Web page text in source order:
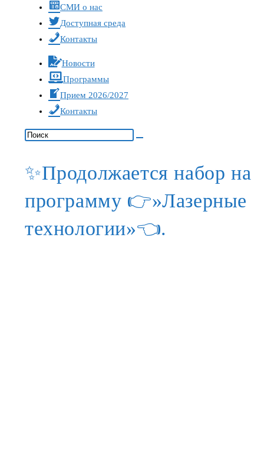
СМИ о нас
Доступная среда
Контакты
Новости
Программы
Прием 2026/2027
Контакты
✨Продолжается набор на
программу 👉»Лазерные
технологии»👈.